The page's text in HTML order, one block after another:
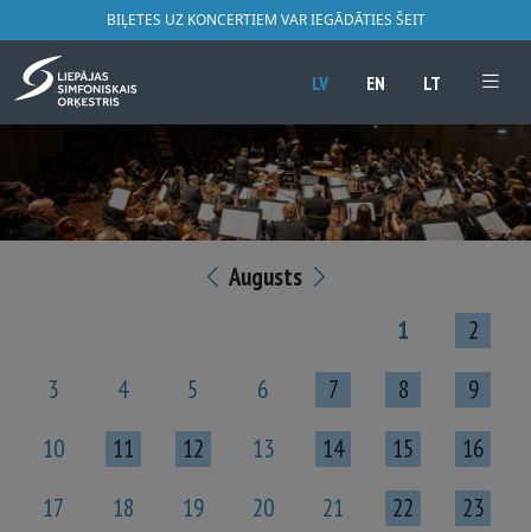
BIĻETES UZ KONCERTIEM VAR IEGĀDĀTIES ŠEIT
LV EN LT
Augusts
1
2
3
4 5 6 7 8
9
10
11 12 13 14 15
16
17
18 19 20 21 22
23